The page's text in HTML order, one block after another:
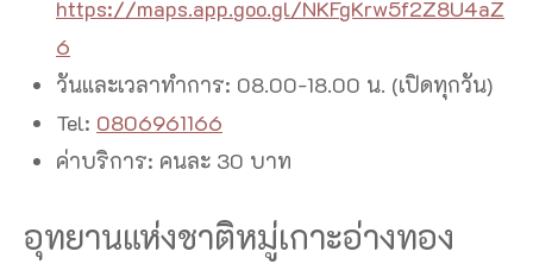
https://maps.app.goo.gl/NKFgKrw5f2Z8U4aZ
6
วันและเวลาทำการ: 08.00-18.00 น. (เปิดทุกวัน)
Tel: 0806961166
ค่าบริการ: คนละ 30 บาท
อุทยานแห่งชาติหมู่เกาะอ่างทอง